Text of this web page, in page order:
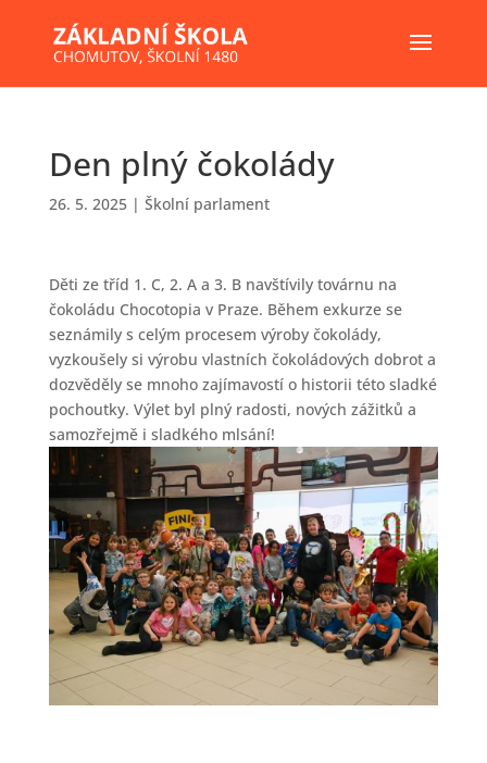
Den plný čokolády
26. 5. 2025| Školní parlament
Děti ze tříd 1. C, 2. A a 3. B navštívily továrnu na
čokoládu Chocotopia v Praze. Během exkurze se
seznámily s celým procesem výroby čokolády,
vyzkoušely si výrobu vlastních čokoládových dobrot a
dozvěděly se mnoho zajímavostí o historii této sladké
pochoutky. Výlet byl plný radosti, nových zážitků a
samozřejmě i sladkého mlsání!